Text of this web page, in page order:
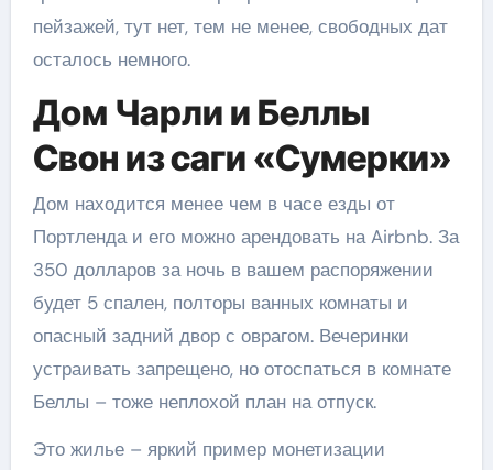
пейзажей, тут нет, тем не менее, свободных дат
осталось немного.
Дом Чарли и Беллы
Свон из саги «Сумерки»
Дом находится менее чем в часе езды от
Портленда и его можно арендовать на Airbnb. За
350 долларов за ночь в вашем распоряжении
будет 5 спален, полторы ванных комнаты и
опасный задний двор с оврагом. Вечеринки
устраивать запрещено, но отоспаться в комнате
Беллы – тоже неплохой план на отпуск.
Это жилье – яркий пример монетизации